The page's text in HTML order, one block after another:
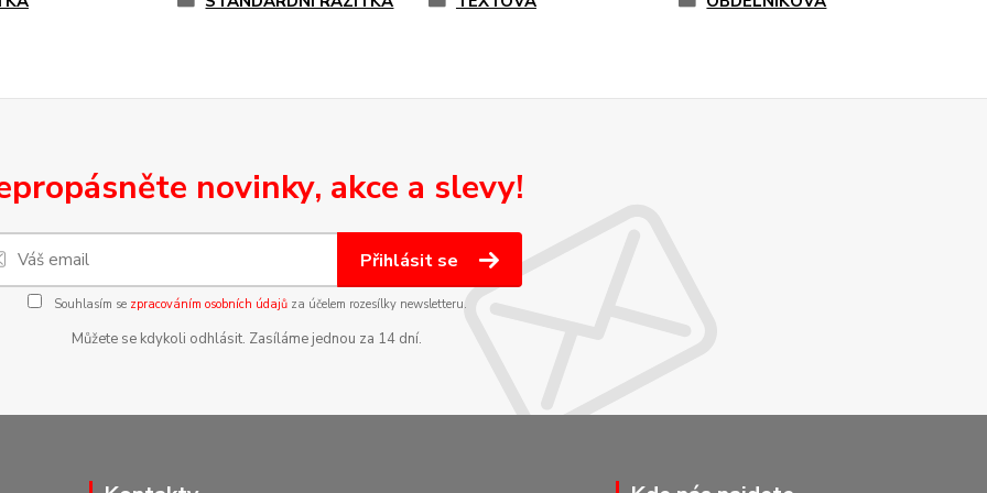
novinky, akce a slevy!
Přihlásit se
Souhlasím se zpracováním osobních údajůza účelem rozesílky newsletteru.
Můžete se kdykoli odhlásit. Zasíláme jednou za 14 dní.